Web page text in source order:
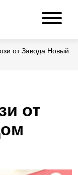
от Завода Новый
от